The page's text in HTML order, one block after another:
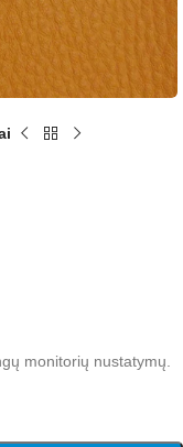
monitorių nustatymų.